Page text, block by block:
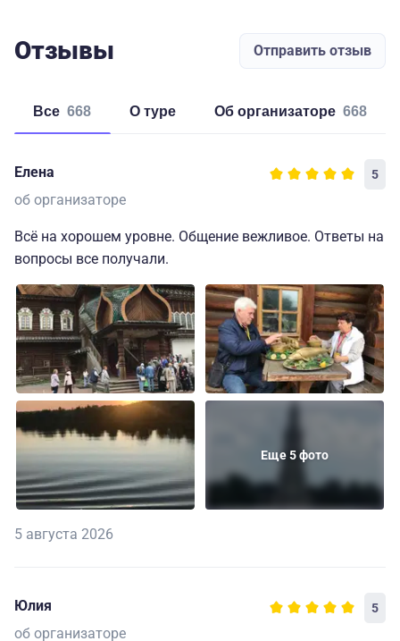
Отзывы Отправить отзыв
Все 668 о туре об организаторе 668
Елена 5
об организаторе
Всё на хорошем уровне. Общение вежливое. Ответы на
вопросы все получали.
Еще 5 фото
5 августа 2026
Юлия 5
об организаторе